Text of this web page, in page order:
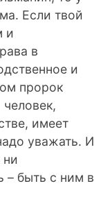
Если твой
и
в
и
пророк
имеет
уважать. И
– быть с ним в